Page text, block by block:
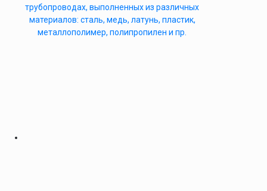
трубопроводах, выполненных из различных
материалов: сталь, медь, латунь, пластик,
металлополимер, полипропилен и пр.